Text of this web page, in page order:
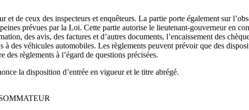
de ceux des inspecteurs et enquêteurs. La partie porte également sur
prévues par la Loi. Cette partie autorise le lieutenant-gouverneur en
des avis, des factures et d’autres documents, l’encaissement des
à des véhicules automobiles. Les règlements peuvent prévoir que des
règlements à l’égard de questions précisées.
la disposition d’entrée en vigueur et le titre abrégé.